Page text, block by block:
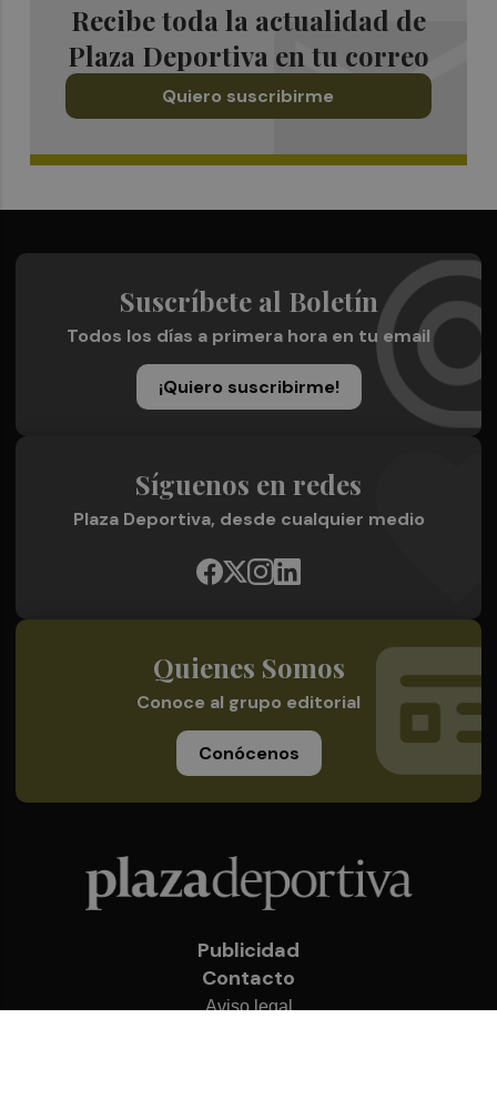
Recibe toda la actualidad de
Plaza Deportiva en tu correo
Quiero suscribirme
Suscríbete al Boletín
Todos los días a primera hora en tu email
¡Quiero suscribirme!
Síguenos en redes
Plaza Deportiva, desde cualquier medio
Quienes Somos
Conoce al grupo editorial
Conócenos
Publicidad
Contacto
Aviso legal